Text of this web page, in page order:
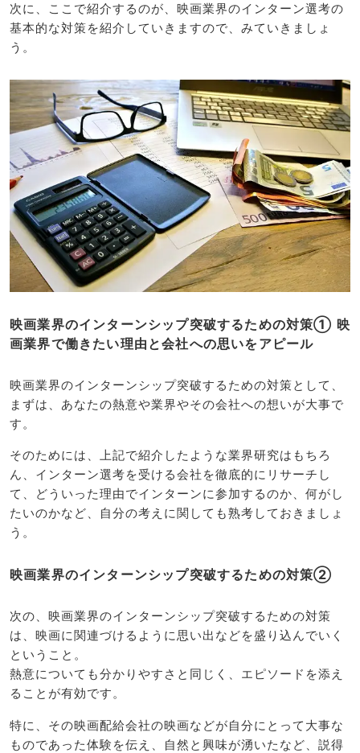
次に、ここで紹介するのが、映画業界のインターン選考の
基本的な対策を紹介していきますので、みていきましょ
う。
映画業界のインターンシップ突破するための対策① 映
画業界で働きたい理由と会社への思いをアピール
映画業界のインターンシップ突破するための対策として、
まずは、あなたの熱意や業界やその会社への想いが大事で
す。
そのためには、上記で紹介したような業界研究はもちろ
ん、インターン選考を受ける会社を徹底的にリサーチし
て、どういった理由でインターンに参加するのか、何がし
たいのかなど、自分の考えに関しても熟考しておきましょ
う。
映画業界のインターンシップ突破するための対策②
次の、映画業界のインターンシップ突破するための対策
は、映画に関連づけるように思い出などを盛り込んでいく
ということ。
熱意についても分かりやすさと同じく、エピソードを添え
ることが有効です。
特に、その映画配給会社の映画などが自分にとって大事な
ものであった体験を伝え、自然と興味が湧いたなど、説得